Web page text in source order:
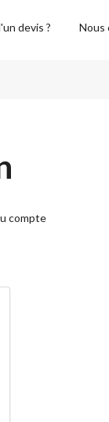
devis ? Nous
compte